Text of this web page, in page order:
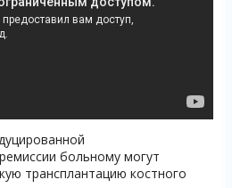
больному могут
трансплантацию костного